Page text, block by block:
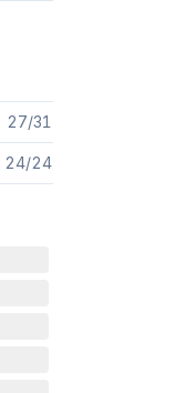
27/31
24/24